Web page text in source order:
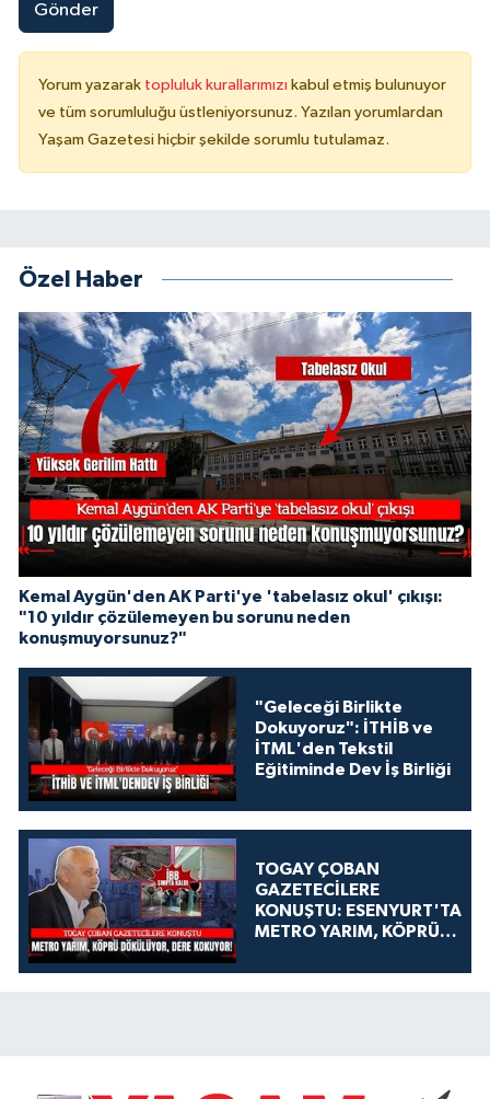
Gönder
Yorum yazarak topluluk kurallarımızı kabul etmiş bulunuyor
ve tüm sorumluluğu üstleniyorsunuz. Yazılan yorumlardan
Yaşam Gazetesi hiçbir şekilde sorumlu tutulamaz.
Özel Haber
Kemal Aygün'den AK Parti'ye 'tabelasız okul' çıkışı:
"10 yıldır çözülemeyen bu sorunu neden
konuşmuyorsunuz?"
"Geleceği Birlikte
Dokuyoruz": İTHİB ve
İTML'den Tekstil
Eğitiminde Dev İş Birliği
TOGAY ÇOBAN
GAZETECİLERE
KONUŞTU: ESENYURT'TA
METRO YARIM, KÖPRÜ
KOKUYOR!